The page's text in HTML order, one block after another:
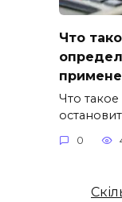
Что
Что
0